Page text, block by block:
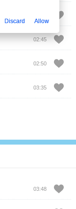
02:45
02:50
03:35
03:48
Discard Allow